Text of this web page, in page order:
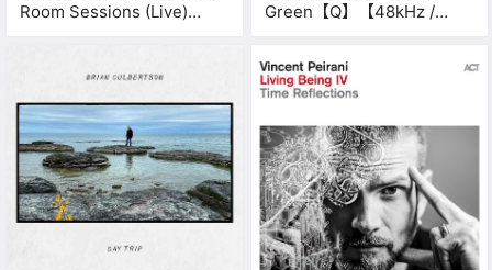
Room Sessions (Live)
Green【Q】【48kHz /